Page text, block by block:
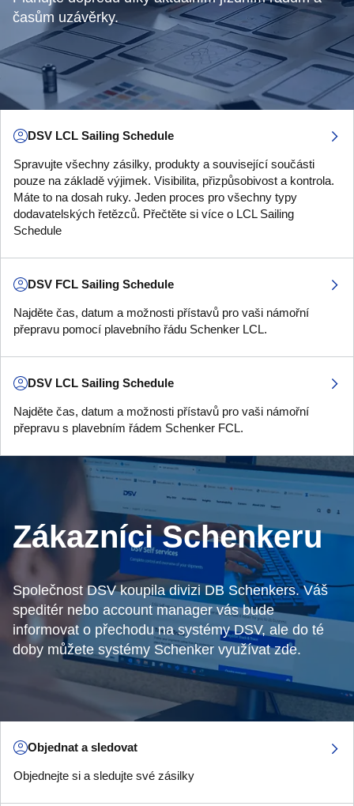
časům uzávěrky.
DSV LCL Sailing Schedule
Spravujte všechny zásilky, produkty a související součásti
pouze na základě výjimek. Visibilita, přizpůsobivost a kontrola.
Máte to na dosah ruky. Jeden proces pro všechny typy
dodavatelských řetězců. Přečtěte si více o LCL Sailing
Schedule
DSV FCL Sailing Schedule
Najděte čas, datum a možnosti přístavů pro vaši námořní
přepravu pomocí plavebního řádu Schenker LCL.
DSV LCL Sailing Schedule
Najděte čas, datum a možnosti přístavů pro vaši námořní
přepravu s plavebním řádem Schenker FCL.
Zákazníci Schenkeru
Společnost DSV koupila divizi DB Schenkers. Váš
speditér nebo account manager vás bude
informovat o přechodu na systémy DSV, ale do té
doby můžete systémy Schenker využívat zde.
Objednat a sledovat
Objednejte si a sledujte své zásilky